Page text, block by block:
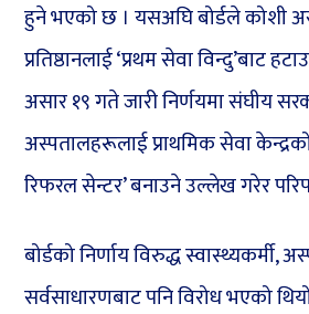
हुने भएको छ । यसअघि बोर्डले कोशी
प्रतिष्ठानलाई ‘प्रथम सेवा विन्दु’बाट
असार १९ गते जारी निर्णयमा संघीय
अस्पतालहरूलाई प्राथमिक सेवा
रिफरल सेन्टर’ बनाउने उल्लेख गरेर
बोर्डको निर्णाय विरुद्ध स्वास्थ्यकर्मी,
सर्वसाधारणबाट पनि विरोध भएको